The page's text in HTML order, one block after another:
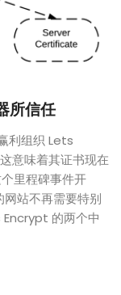
所信任
利组织 Lets
意味着其证书现在
里程碑事件开
站不再需要特别
Encrypt 的两个中